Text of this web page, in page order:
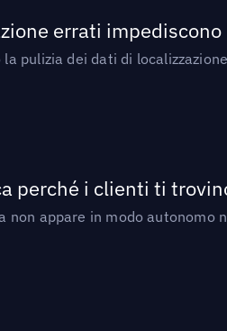
errati
pulizia dei dati di
perché i clienti ti
appare in modo autonomo